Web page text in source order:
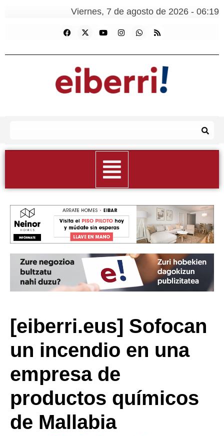
Viernes, 7 de agosto de 2026 - 06:19
[eiberri.eus] Sofocan
un incendio en una
empresa de
productos químicos
de Mallabia